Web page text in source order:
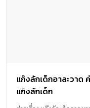
แก๊งลักเด็กอาละวา
แก๊งลักเด็ก